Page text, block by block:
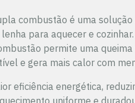
combustão é uma
para aquecer e
permite uma
e gera mais calor com
eficiência energética,
uniforme e